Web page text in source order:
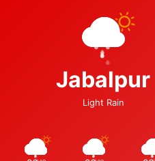
Jabalpur
Light Rain